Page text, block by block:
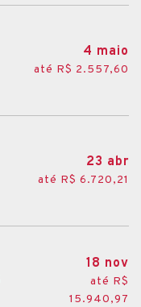
4 maio
até R$ 2.557,60
23 abr
até R$ 6.720,21
18 nov
até R$
15.940,97